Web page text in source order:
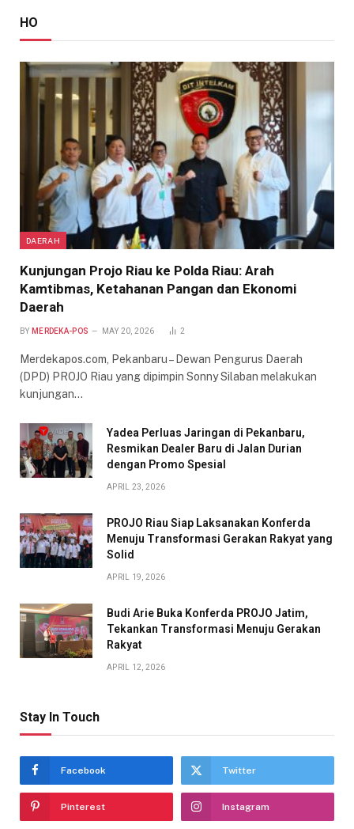
HO
DAERAH
Kunjungan Projo Riau ke Polda Riau: Arah
Kamtibmas, Ketahanan Pangan dan Ekonomi
Daerah
BY MERDEKA-POS MAY 20, 2026 2
Merdekapos.com, Pekanbaru – Dewan Pengurus Daerah
(DPD) PROJO Riau yang dipimpin Sonny Silaban melakukan
kunjungan…
Yadea Perluas Jaringan di Pekanbaru,
Resmikan Dealer Baru di Jalan Durian
dengan Promo Spesial
APRIL 23, 2026
PROJO Riau Siap Laksanakan Konferda
Menuju Transformasi Gerakan Rakyat yang
Solid
APRIL 19, 2026
Budi Arie Buka Konferda PROJO Jatim,
Tekankan Transformasi Menuju Gerakan
Rakyat
APRIL 12, 2026
Stay In Touch
Facebook Twitter
Pinterest Instagram